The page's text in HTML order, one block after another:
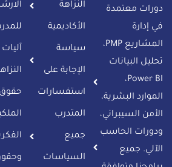
دورات معتمدة
في إدارة
المشاريع PMP،
تحليل البيانات
Power BI،
الموارد البشرية،
الأمن السيبراني،
ودورات الحاسب
الآلي. جميع
النزاهة
الأكاديمية
سياسة
الإجابة على
استفسارات
المتدرب​
جميع
السياسات
حقوق